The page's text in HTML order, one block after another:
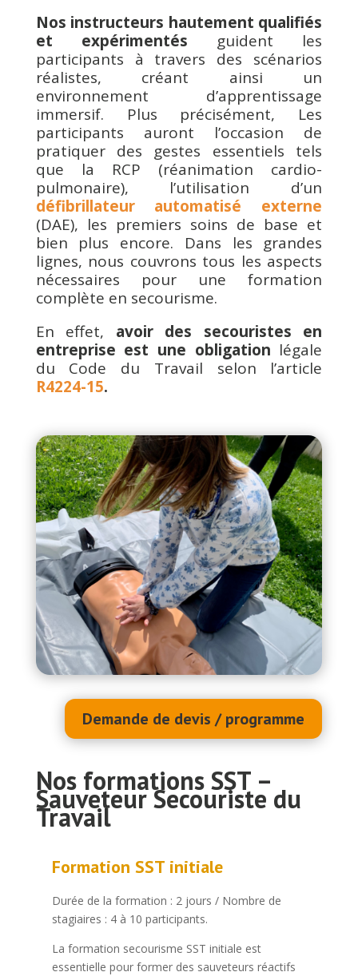
Nos instructeurs hautement qualifiés
et expérimentés guident les
participants à travers des scénarios
réalistes, créant ainsi un
environnement d’apprentissage
immersif. Plus précisément, Les
participants auront l’occasion de
pratiquer des gestes essentiels tels
que la RCP (réanimation cardio-
pulmonaire), l’utilisation d’un
défibrillateur automatisé externe
(DAE), les premiers soins de base et
bien plus encore. Dans les grandes
lignes, nous couvrons tous les aspects
nécessaires pour une formation
complète en secourisme.
En effet, avoir des secouristes en
entreprise est une obligation légale
du Code du Travail selon l’article
R4224-15.
Demande de devis / programme
Nos formations SST –
Sauveteur Secouriste du
Travail
Formation SST initiale
Durée de la formation : 2 jours / Nombre de
stagiaires : 4 à 10 participants.
La formation secourisme SST initiale est
essentielle pour former des sauveteurs réactifs